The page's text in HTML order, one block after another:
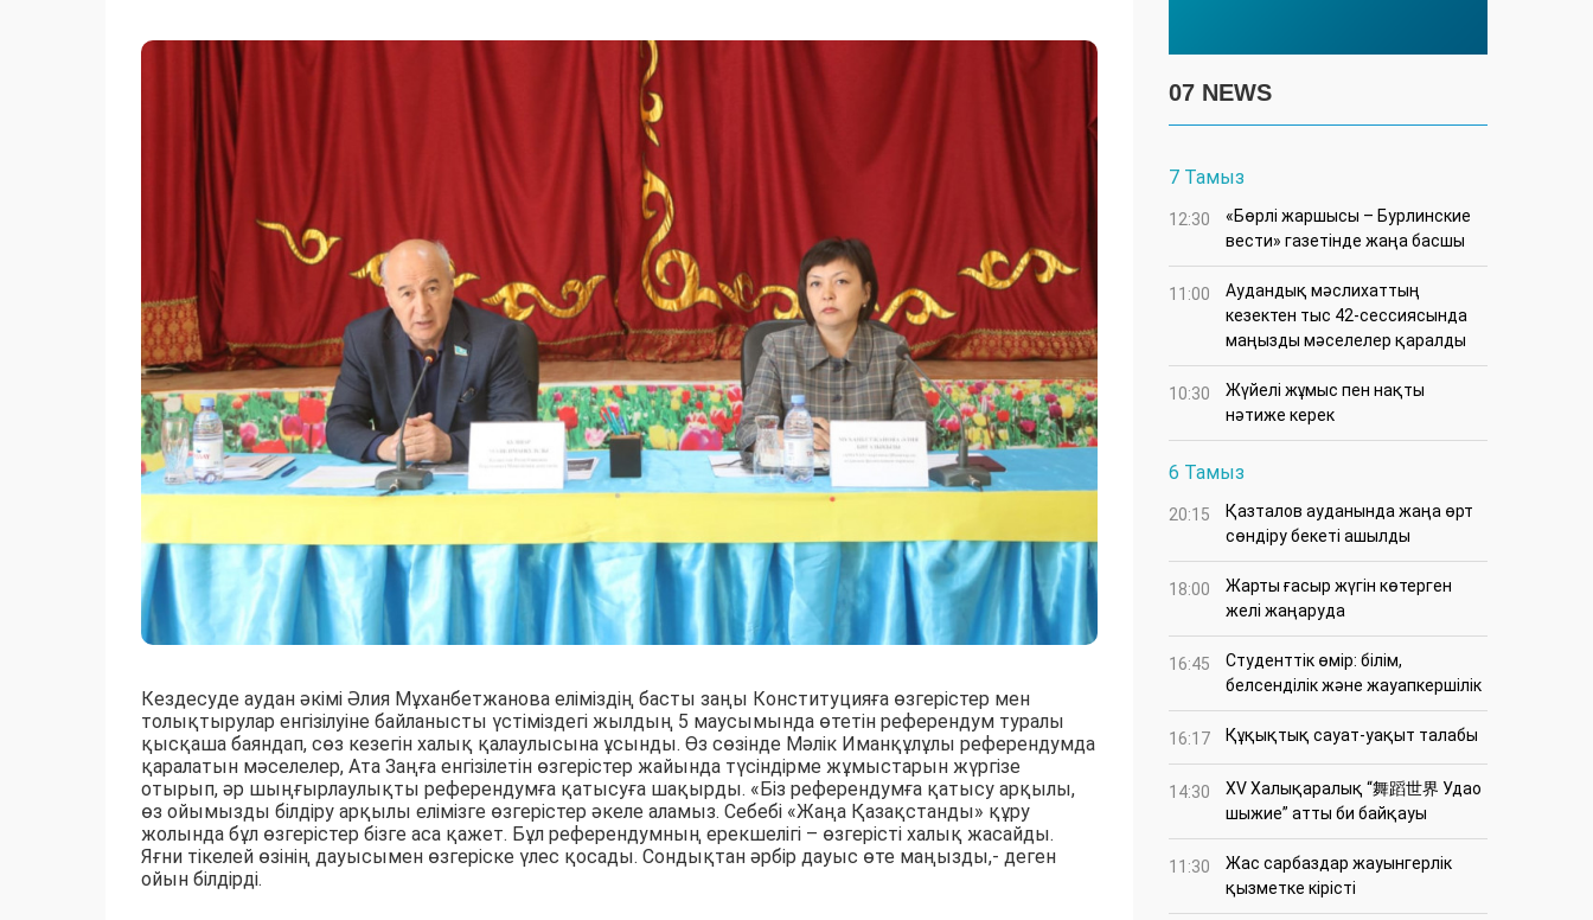
Кездесуде аудан әкімі Әлия Мұханбетжанова еліміздің басты заңы Конституцияға өзгерістер мен
толықтырулар енгізілуіне байланысты үстіміздегі жылдың 5 маусымында өтетін референдум туралы
қысқаша баяндап, сөз кезегін халық қалаулысына ұсынды. Өз сөзінде Мәлік Иманқұлұлы референдумда
қаралатын мәселелер, Ата Заңға енгізілетін өзгерістер жайында түсіндірме жұмыстарын жүргізе
отырып, әр шыңғырлаулықты референдумға қатысуға шақырды. «Біз референдумға қатысу арқылы,
өз ойымызды білдіру арқылы елімізге өзгерістер әкеле аламыз. Себебі «Жаңа Қазақстанды» құру
жолында бұл өзгерістер бізге аса қажет. Бұл референдумның ерекшелігі – өзгерісті халық жасайды.
Яғни тікелей өзінің дауысымен өзгеріске үлес қосады. Сондықтан әрбір дауыс өте маңызды,- деген
ойын білдірді.
07 NEWS
7 Тамыз
12:30
«Бөрлі жаршысы – Бурлинские
вести» газетінде жаңа басшы
11:00
Аудандық мәслихаттың
кезектен тыс 42-сессиясында
маңызды мәселелер қаралды
10:30
Жүйелі жұмыс пен нақты
нәтиже керек
6 Тамыз
20:15
Қазталов ауданында жаңа өрт
сөндіру бекеті ашылды
18:00
Жарты ғасыр жүгін көтерген
желі жаңаруда
16:45
Студенттік өмір: білім,
белсенділік және жауапкершілік
16:17 Құқықтық сауат-уақыт талабы
14:30
XV Халықаралық “舞蹈世界 Удао
шыжие” атты би байқауы
11:30
Жас сарбаздар жауынгерлік
қызметке кірісті